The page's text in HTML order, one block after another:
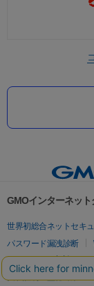
GMOインターネッ
世界初総合ネットセキ
パスワード漏洩診断
セキュリティ相談AIチ
実在証明・盗聴対策